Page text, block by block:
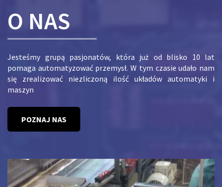
O NAS
Jesteśmy grupą pasjonatów, która już od blisko 10 lat
pomaga automatyzować przemysł. W tym czasie udało nam
się zrealizować niezliczoną ilość układów automatyki i
maszyn
POZNAJ NAS